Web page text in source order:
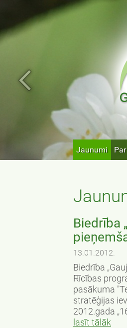
Jaunumi
Biedrība
13.01.2012.
Biedrība
Rīcības
pasākuma
stratēģijas
2012.gada
lasīt tālāk